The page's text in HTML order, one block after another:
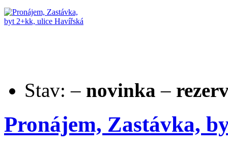
Stav: – novinka –
Pronájem, Zastávka,